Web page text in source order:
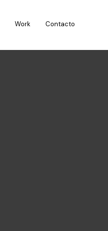
Work Contacto